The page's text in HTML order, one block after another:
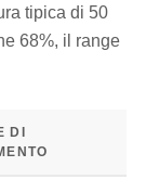
tipica di 50
68%, il range
DI